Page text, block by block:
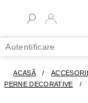
conținut
Autentificare
ACASĂ /
PERNE DECORATIVE
/